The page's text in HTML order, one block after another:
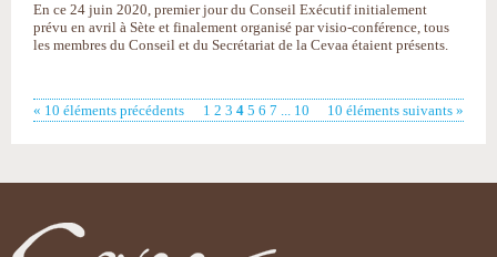
En ce 24 juin 2020, premier jour du Conseil Exécutif initialement
prévu en avril à Sète et finalement organisé par visio-conférence, tous
les membres du Conseil et du Secrétariat de la Cevaa étaient présents.
« 10 éléments précédents 10 éléments suivants »
1 2 3 4 5 6 7 ... 10